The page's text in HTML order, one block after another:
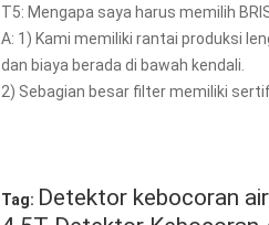
T5: Mengapa saya harus memilih
A: 1) Kami memiliki rantai produksi
dan biaya berada di bawah kendali.
2) Sebagian besar filter memiliki
Tag: Detektor kebocoran